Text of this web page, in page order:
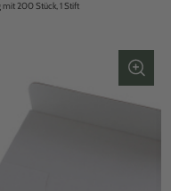
mit 200 Stück, 1 Stift